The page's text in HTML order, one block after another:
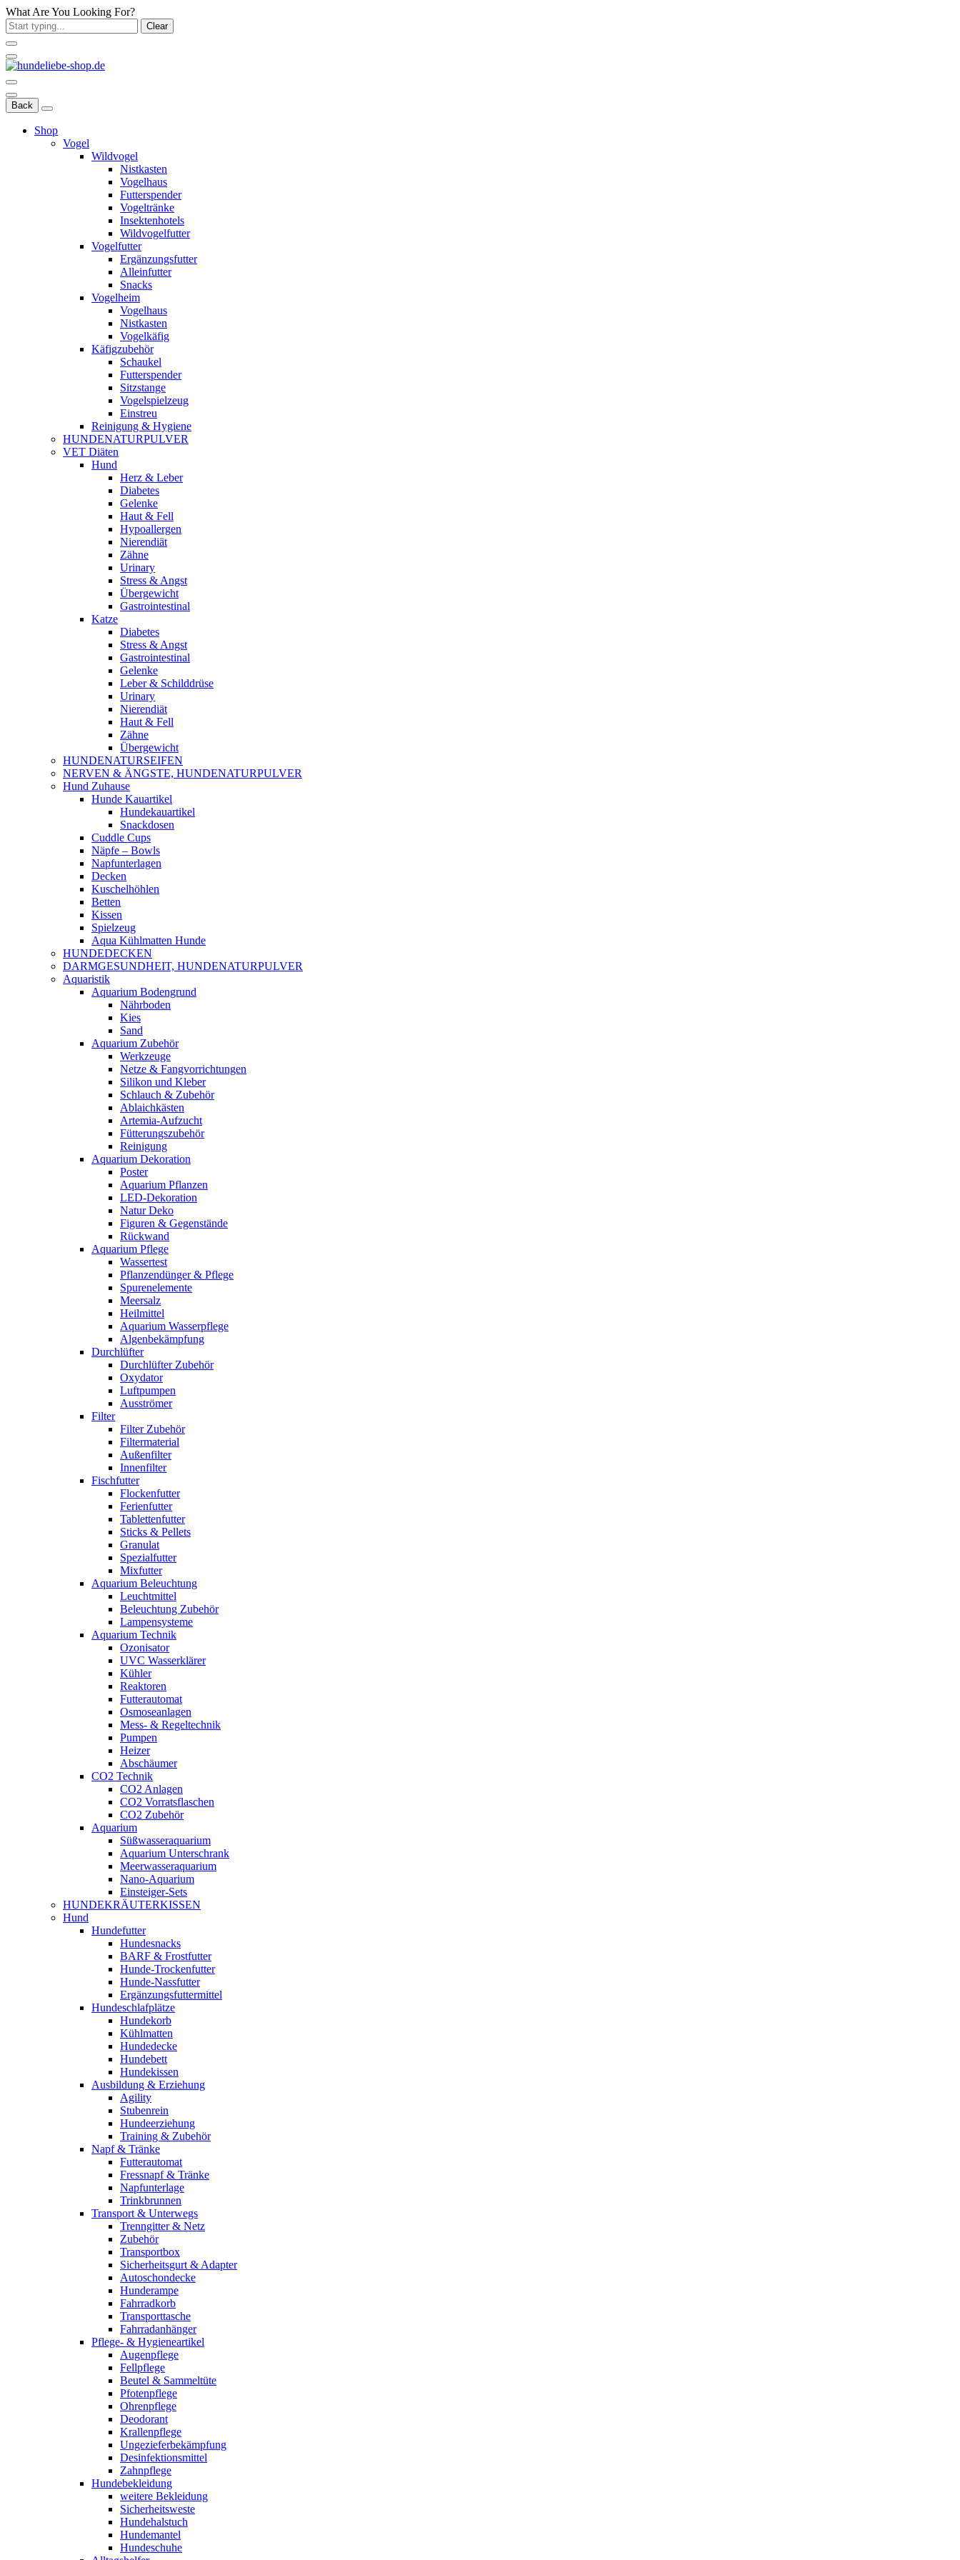
What Are You Looking For?
Clear
Back
Shop
Vogel
Wildvogel
Nistkasten
Vogelhaus
Futterspender
Vogeltränke
Insektenhotels
Wildvogelfutter
Vogelfutter
Ergänzungsfutter
Alleinfutter
Snacks
Vogelheim
Vogelhaus
Nistkasten
Vogelkäfig
Käfigzubehör
Schaukel
Futterspender
Sitzstange
Vogelspielzeug
Einstreu
Reinigung & Hygiene
HUNDENATURPULVER
VET Diäten
Hund
Herz & Leber
Diabetes
Gelenke
Haut & Fell
Hypoallergen
Nierendiät
Zähne
Urinary
Stress & Angst
Übergewicht
Gastrointestinal
Katze
Diabetes
Stress & Angst
Gastrointestinal
Gelenke
Leber & Schilddrüse
Urinary
Nierendiät
Haut & Fell
Zähne
Übergewicht
HUNDENATURSEIFEN
NERVEN & ÄNGSTE, HUNDENATURPULVER
Hund Zuhause
Hunde Kauartikel
Hundekauartikel
Snackdosen
Cuddle Cups
Näpfe – Bowls
Napfunterlagen
Decken
Kuschelhöhlen
Betten
Kissen
Spielzeug
Aqua Kühlmatten Hunde
HUNDEDECKEN
DARMGESUNDHEIT, HUNDENATURPULVER
Aquaristik
Aquarium Bodengrund
Nährboden
Kies
Sand
Aquarium Zubehör
Werkzeuge
Netze & Fangvorrichtungen
Silikon und Kleber
Schlauch & Zubehör
Ablaichkästen
Artemia-Aufzucht
Fütterungszubehör
Reinigung
Aquarium Dekoration
Poster
Aquarium Pflanzen
LED-Dekoration
Natur Deko
Figuren & Gegenstände
Rückwand
Aquarium Pflege
Wassertest
Pflanzendünger & Pflege
Spurenelemente
Meersalz
Heilmittel
Aquarium Wasserpflege
Algenbekämpfung
Durchlüfter
Durchlüfter Zubehör
Oxydator
Luftpumpen
Ausströmer
Filter
Filter Zubehör
Filtermaterial
Außenfilter
Innenfilter
Fischfutter
Flockenfutter
Ferienfutter
Tablettenfutter
Sticks & Pellets
Granulat
Spezialfutter
Mixfutter
Aquarium Beleuchtung
Leuchtmittel
Beleuchtung Zubehör
Lampensysteme
Aquarium Technik
Ozonisator
UVC Wasserklärer
Kühler
Reaktoren
Futterautomat
Osmoseanlagen
Mess- & Regeltechnik
Pumpen
Heizer
Abschäumer
CO2 Technik
CO2 Anlagen
CO2 Vorratsflaschen
CO2 Zubehör
Aquarium
Süßwasseraquarium
Aquarium Unterschrank
Meerwasseraquarium
Nano-Aquarium
Einsteiger-Sets
HUNDEKRÄUTERKISSEN
Hund
Hundefutter
Hundesnacks
BARF & Frostfutter
Hunde-Trockenfutter
Hunde-Nassfutter
Ergänzungsfuttermittel
Hundeschlafplätze
Hundekorb
Kühlmatten
Hundedecke
Hundebett
Hundekissen
Ausbildung & Erziehung
Agility
Stubenrein
Hundeerziehung
Training & Zubehör
Napf & Tränke
Futterautomat
Fressnapf & Tränke
Napfunterlage
Trinkbrunnen
Transport & Unterwegs
Trenngitter & Netz
Zubehör
Transportbox
Sicherheitsgurt & Adapter
Autoschondecke
Hunderampe
Fahrradkorb
Transporttasche
Fahrradanhänger
Pflege- & Hygieneartikel
Augenpflege
Fellpflege
Beutel & Sammeltüte
Pfotenpflege
Ohrenpflege
Deodorant
Krallenpflege
Ungezieferbekämpfung
Desinfektionsmittel
Zahnpflege
Hundebekleidung
weitere Bekleidung
Sicherheitsweste
Hundehalstuch
Hundemantel
Hundeschuhe